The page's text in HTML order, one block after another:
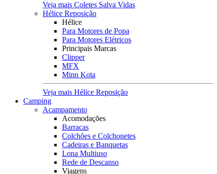
Veja mais Coletes Salva Vidas
Hélice Reposição
Hélice
Para Motores de Popa
Para Motores Elétricos
Principais Marcas
Clipper
MFX
Minn Kota
Veja mais Hélice Reposição
Camping
Acampamento
Acomodações
Barracas
Colchões e Colchonetes
Cadeiras e Banquetas
Lona Multiuso
Rede de Descanso
Viagens